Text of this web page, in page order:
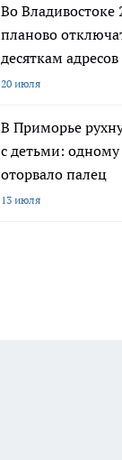
Во Владивостоке
планово
десяткам адресов
20 июля
В Приморье
с детьми:
оторвало палец
13 июля